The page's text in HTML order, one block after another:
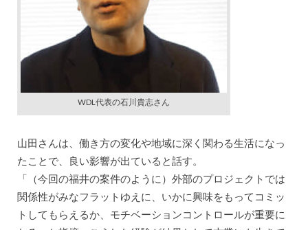
WDL代表の石川貴志さん
山田さんは、働き方の変化や地域に深く関わる生活になっ
たことで、良い影響が出ていると話す。
「（今回の福井の案件のように）外部のプロジェクトでは
関係性がみなフラットゆえに、いかに興味をもってコミッ
トしてもらえるか、モチベーションコントロールが重要に